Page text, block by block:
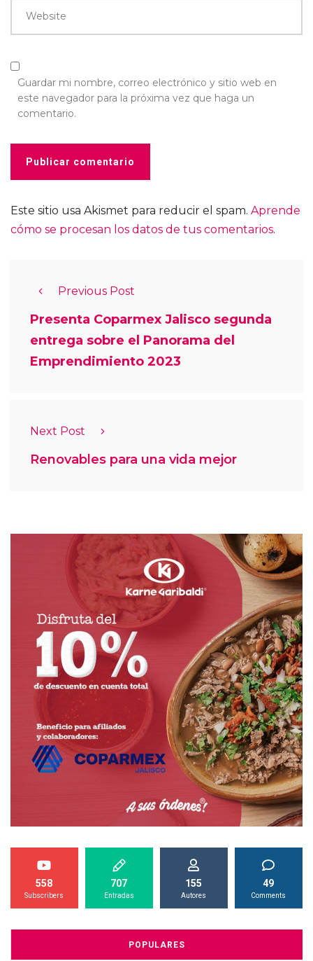
Website
Guardar mi nombre, correo electrónico y sitio web en
este navegador para la próxima vez que haga un
comentario.
Este sitio usa Akismet para reducir el spam. Aprende
cómo se procesan los datos de tus comentarios.
Previous Post
Presenta Coparmex Jalisco segunda
entrega sobre el Panorama del
Emprendimiento 2023
Next Post
Renovables para una vida mejor
558
Subscribers
707
Entradas
155
Autores
49
Comments
POPULARES